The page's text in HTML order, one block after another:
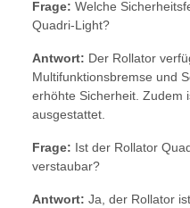
Frage: Welche
Quadri-Light?
Antwort: Der Rollator
Multifunktionsbremse und
erhöhte Sicherheit. Zudem
ausgestattet.
Frage: Ist der Rollator
verstaubar?
Antwort: Ja, der Rollator